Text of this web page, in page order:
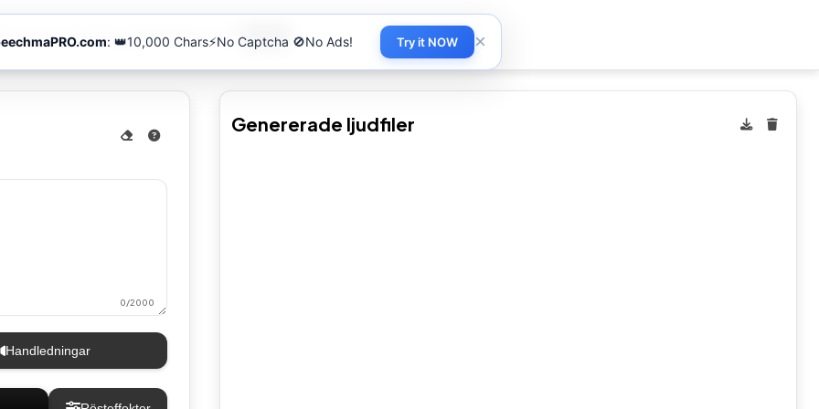
AnvändningsfallFAQKontakt API
0/2000
Handledningar
Genererade ljudfiler
: 👑10,000 Chars⚡No Captcha 🚫No Ads! Try it NOW ×